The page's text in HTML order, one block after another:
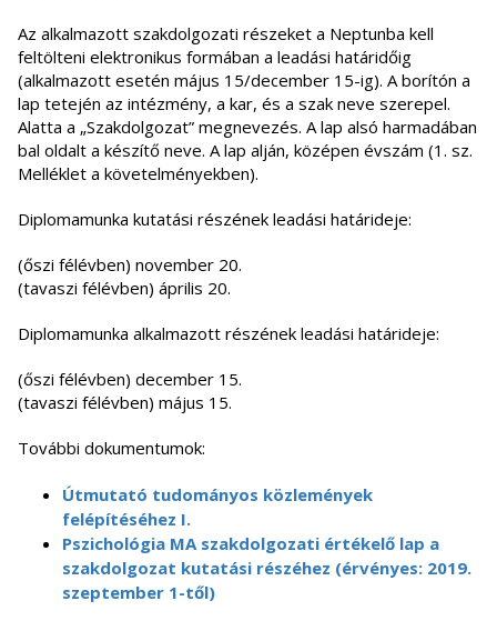
Az alkalmazott szakdolgozati részeket a Neptunba kell
feltölteni elektronikus formában a leadási határidőig
(alkalmazott esetén május 15/december 15-ig). A borítón a
lap tetején az intézmény, a kar, és a szak neve szerepel.
Alatta a „Szakdolgozat” megnevezés. A lap alsó harmadában
bal oldalt a készítő neve. A lap alján, középen évszám (1. sz.
Melléklet a követelményekben).
Diplomamunka kutatási részének leadási határideje:
(őszi félévben) november 20.
(tavaszi félévben) április 20.
Diplomamunka alkalmazott részének leadási határideje:
(őszi félévben) december 15.
(tavaszi félévben) május 15.
További dokumentumok:
Útmutató tudományos közlemények
felépítéséhez I.
Pszichológia MA szakdolgozati értékelő lap a
szakdolgozat kutatási részéhez (érvényes: 2019.
szeptember 1-től)